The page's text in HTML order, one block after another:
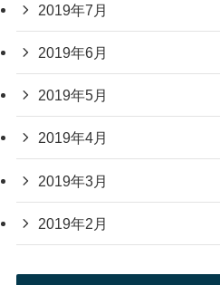
2019年7月
2019年6月
2019年5月
2019年4月
2019年3月
2019年2月